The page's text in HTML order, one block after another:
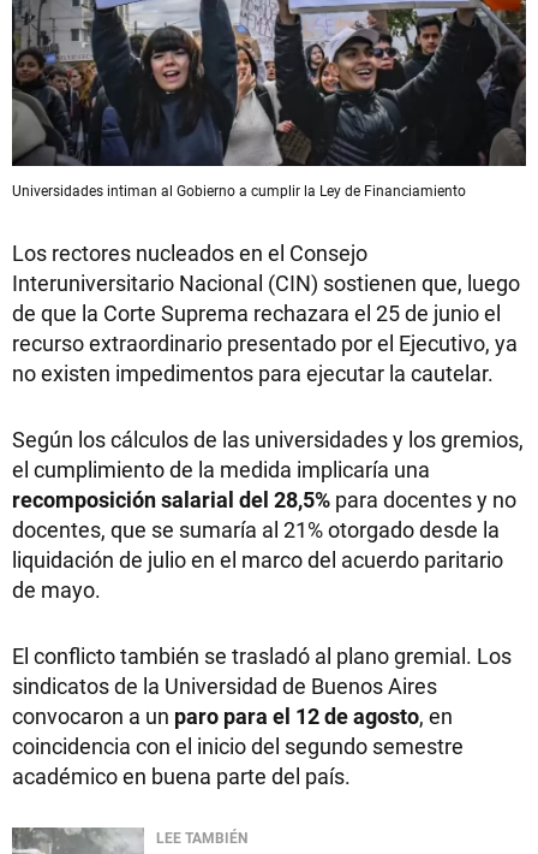
Universidades intiman al Gobierno a cumplir la Ley de Financiamiento
Los rectores nucleados en el Consejo
Interuniversitario Nacional (CIN) sostienen que, luego
de que la Corte Suprema rechazara el 25 de junio el
recurso extraordinario presentado por el Ejecutivo, ya
no existen impedimentos para ejecutar la cautelar.
Según los cálculos de las universidades y los gremios,
el cumplimiento de la medida implicaría una
recomposición salarial del 28,5% para docentes y no
docentes, que se sumaría al 21% otorgado desde la
liquidación de julio en el marco del acuerdo paritario
de mayo.
El conflicto también se trasladó al plano gremial. Los
sindicatos de la Universidad de Buenos Aires
convocaron a un paro para el 12 de agosto, en
coincidencia con el inicio del segundo semestre
académico en buena parte del país.
LEE TAMBIÉN